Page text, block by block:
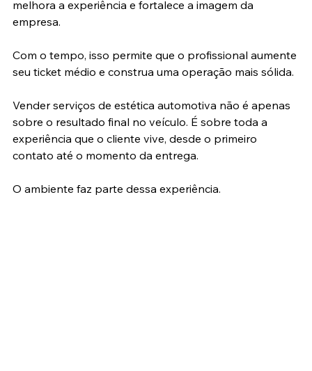
melhora a experiência e fortalece a imagem da
empresa.
Com o tempo, isso permite que o profissional aumente
seu ticket médio e construa uma operação mais sólida.
Vender serviços de estética automotiva não é apenas
sobre o resultado final no veículo. É sobre toda a
experiência que o cliente vive, desde o primeiro
contato até o momento da entrega.
O ambiente faz parte dessa experiência.